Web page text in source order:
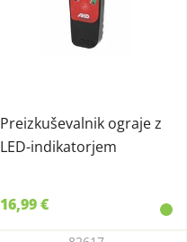
Preizkuševalnik ograje z
LED-indikatorjem
16,99 €